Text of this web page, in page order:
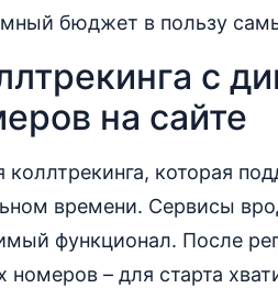
бюджет в пользу
с
на сайте
которая
времени. Сервисы
функционал. После
– для старта